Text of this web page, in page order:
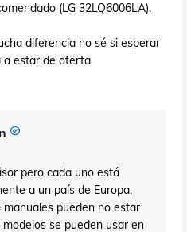
(LG 32LQ6006LA).
diferencia no sé si esperar
a estar de oferta
pero cada uno está
a un país de Europa,
manuales pueden no estar
se pueden usar en